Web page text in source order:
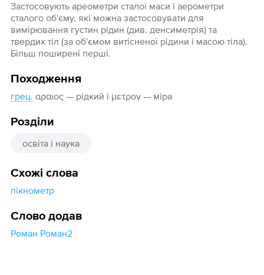
Застосовують ареометри сталої маси і аерометри
сталого об'єму, які можна застосовувати для
вимірювання густин рідин (див. денсиметрія) та
твердих тіл (за об'ємом витісненої рідини і масою тіла).
Більш поширені перші.
Походження
грец. αραιος — рідкий і μετρον — міра
Розділи
освіта і наука
Схожі слова
пікнометр
Слово додав
Роман Роман2